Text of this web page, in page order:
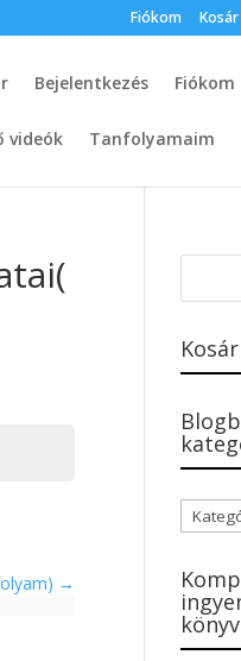
Fiókom Kosár
Bejelentkezés Fiókom
videók Tanfolyamaim
Kosár